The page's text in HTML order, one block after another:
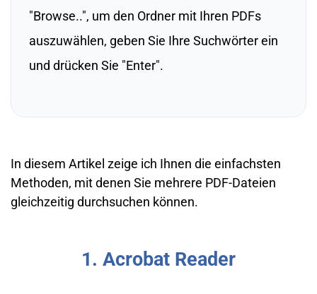
"Browse..", um den Ordner mit Ihren PDFs
auszuwählen, geben Sie Ihre Suchwörter ein
und drücken Sie "Enter".
In diesem Artikel zeige ich Ihnen die einfachsten
Methoden, mit denen Sie mehrere PDF-Dateien
gleichzeitig durchsuchen können.
1. Acrobat Reader